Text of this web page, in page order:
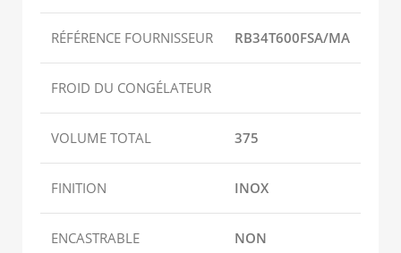
RÉFÉRENCE FOURNISSEUR RB34T600FSA/MA
FROID DU CONGÉLATEUR
VOLUME TOTAL 375
FINITION INOX
ENCASTRABLE NON